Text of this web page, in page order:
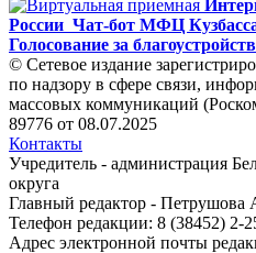
России Чат-бот МФЦ
Голосование за
© Сетевое издание
по надзору в сфере связи,
массовых коммуникаций
89776 от 08.07.2025
Контакты
Учредитель - администрация
округа
Главный редактор - Петрушова
Телефон редакции: 8 (38452) 2-
Адрес электронной почты